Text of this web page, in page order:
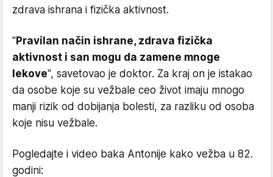
zdrava ishrana i fizička aktivnost.
"Pravilan način ishrane, zdrava fizička
aktivnost i san mogu da zamene mnoge
lekove", savetovao je doktor. Za kraj on je istakao
da osobe koje su vežbale ceo život imaju mnogo
manji rizik od dobijanja bolesti, za razliku od osoba
koje nisu vežbale.
Pogledajte i video baka Antonije kako vežba u 82.
godini: